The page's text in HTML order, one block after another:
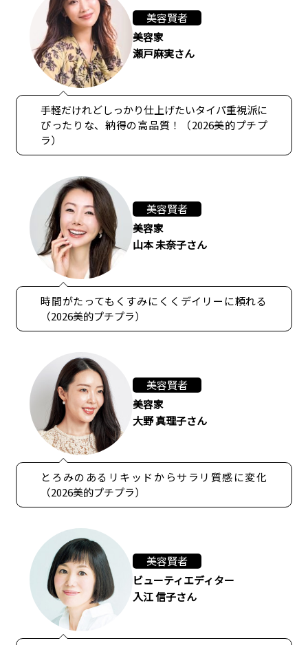
美容賢者
美容家
瀬戸麻実さん
手軽だけれどしっかり仕上げたいタイパ重視派に
ぴったりな、納得の高品質！（2026美的プチプ
ラ）
美容賢者
美容家
山本 未奈子さん
時間がたってもくすみにくくデイリーに頼れる
（2026美的プチプラ）
美容賢者
美容家
大野 真理子さん
とろみのあるリキッドからサラリ質感に変化
（2026美的プチプラ）
美容賢者
ビューティエディター
入江 信子さん